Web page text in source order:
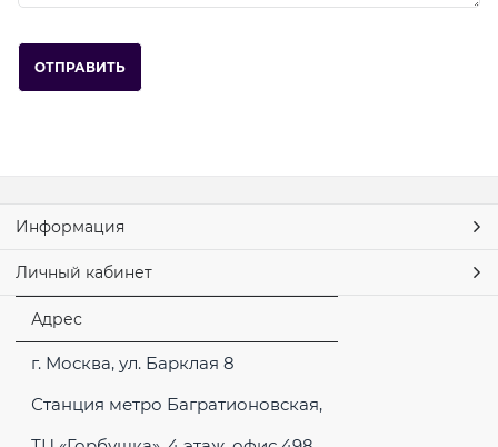
Информация
Личный кабинет
Адрес
г. Москва, ул. Барклая 8
Станция метро Багратионовская,